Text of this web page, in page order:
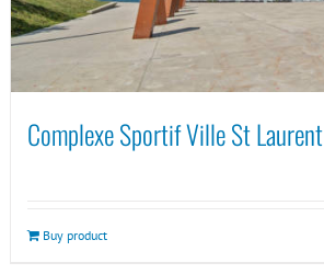
Complexe Sportif Ville St Laurent
Buy product